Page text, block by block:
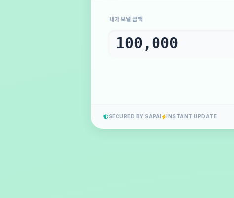
내가 보낼 금액
SECURED BY SAPAI INSTANT UPDATE